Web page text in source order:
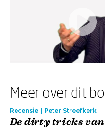
Meer over dit
Recensie | Peter Streefkerk
De dirty tricks